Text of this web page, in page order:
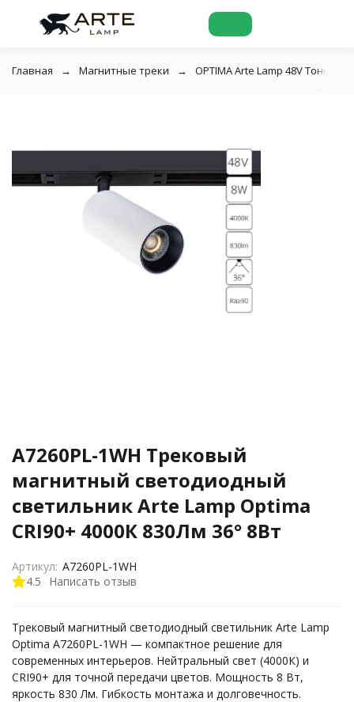
Главная Магнитные треки OPTIMA Arte Lamp 48V Тонкая
A7260PL-1WH Трековый
магнитный светодиодный
светильник Arte Lamp Optima
CRI90+ 4000К 830Лм 36° 8Вт
4.5 Написать отзыв
Артикул: A7260PL-1WH
Трековый магнитный светодиодный светильник Arte Lamp
Optima A7260PL-1WH — компактное решение для
современных интерьеров. Нейтральный свет (4000К) и
CRI90+ для точной передачи цветов. Мощность 8 Вт,
яркость 830 Лм. Гибкость монтажа и долговечность.